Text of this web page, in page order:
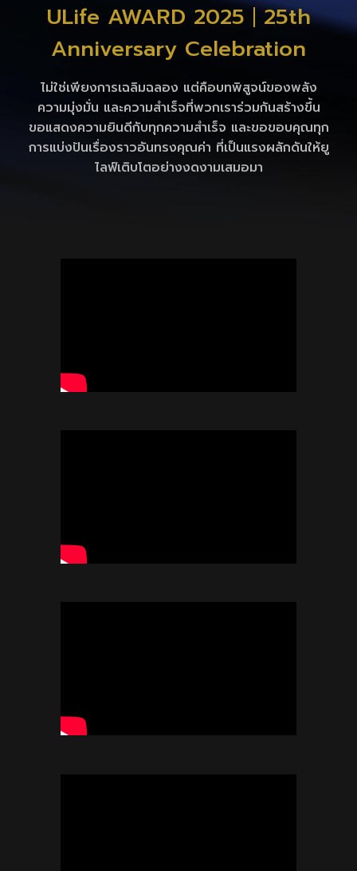
ULife AWARD 2025 |25th
Anniversary Celebration
ไม่ใช่เพียงการเฉลิมฉลอง แต่คือบทพิสูจน์ของพลัง
ความมุ่งมั่น และความสำเร็จที่พวกเราร่วมกันสร้างขึ้น
ขอแสดงความยินดีกับทุกความสำเร็จ และขอขอบคุณทุก
การแบ่งปันเรื่องราวอันทรงคุณค่า ที่เป็นแรงผลักดันให้ยู
ไลฟ์เติบโตอย่างงดงามเสมอมา